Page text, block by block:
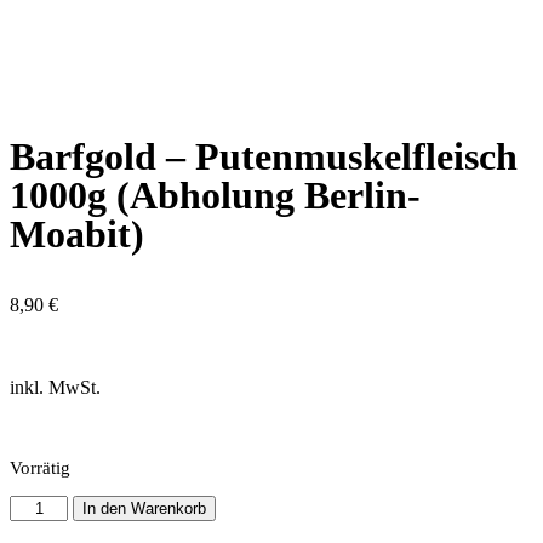
Barfgold – Putenmuskelfleisch
1000g (Abholung Berlin-
Moabit)
8,90 €
inkl. MwSt.
Vorrätig
In den Warenkorb